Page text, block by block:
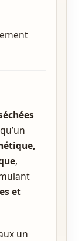
,
et
un